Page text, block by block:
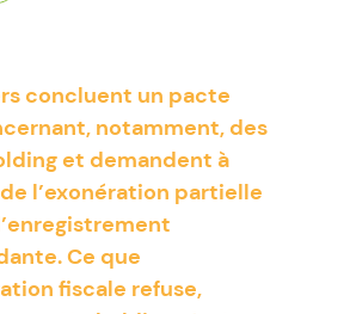
concluent un pacte
notamment, des
et demandent à
l’exonération partielle
Ce que
fiscale refuse,